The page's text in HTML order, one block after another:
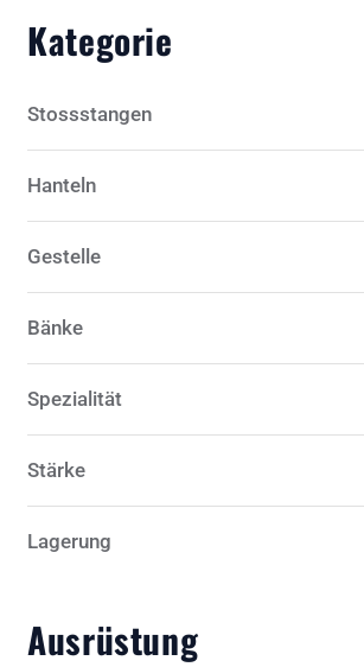
Kategorie
Stossstangen
Hanteln
Gestelle
Bänke
Spezialität
Stärke
Lagerung
Ausrüstung